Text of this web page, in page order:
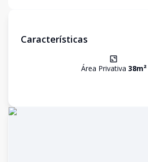
Características
Área Privativa 38m²